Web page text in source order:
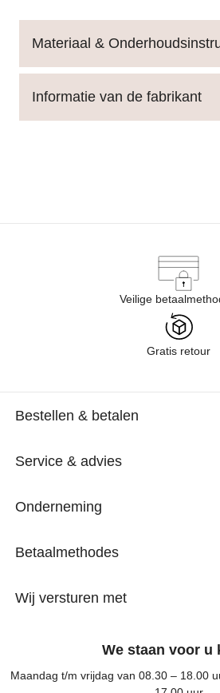
Materiaal &
Informatie van de fabrikant
Veilige
Gratis retour
Bestellen & betalen
Service & advies
Onderneming
Betaalmethodes
Wij versturen met
We staan voor u
Maandag t/m vrijdag van 08.30 – 18.00